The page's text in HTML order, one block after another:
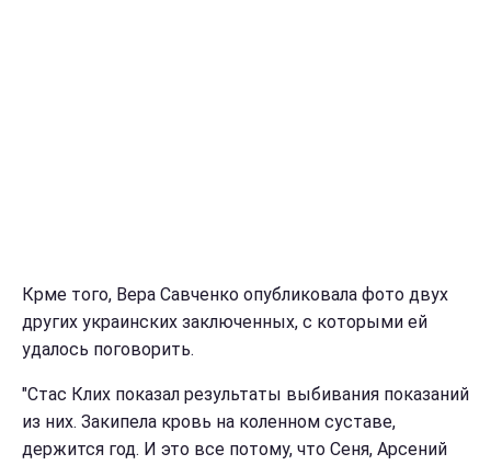
Крме того, Вера Савченко опубликовала фото двух
других украинских заключенных, с которыми ей
удалось поговорить.
"Стас Клих показал результаты выбивания показаний
из них. Закипела кровь на коленном суставе,
держится год. И это все потому, что Сеня, Арсений